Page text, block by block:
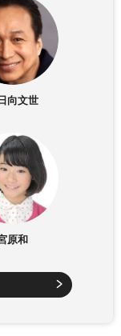
向文世
原和